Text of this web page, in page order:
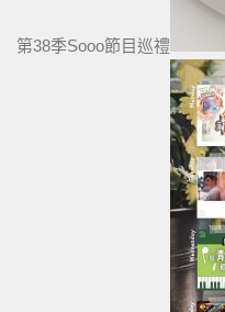
第38季Sooo節目巡禮